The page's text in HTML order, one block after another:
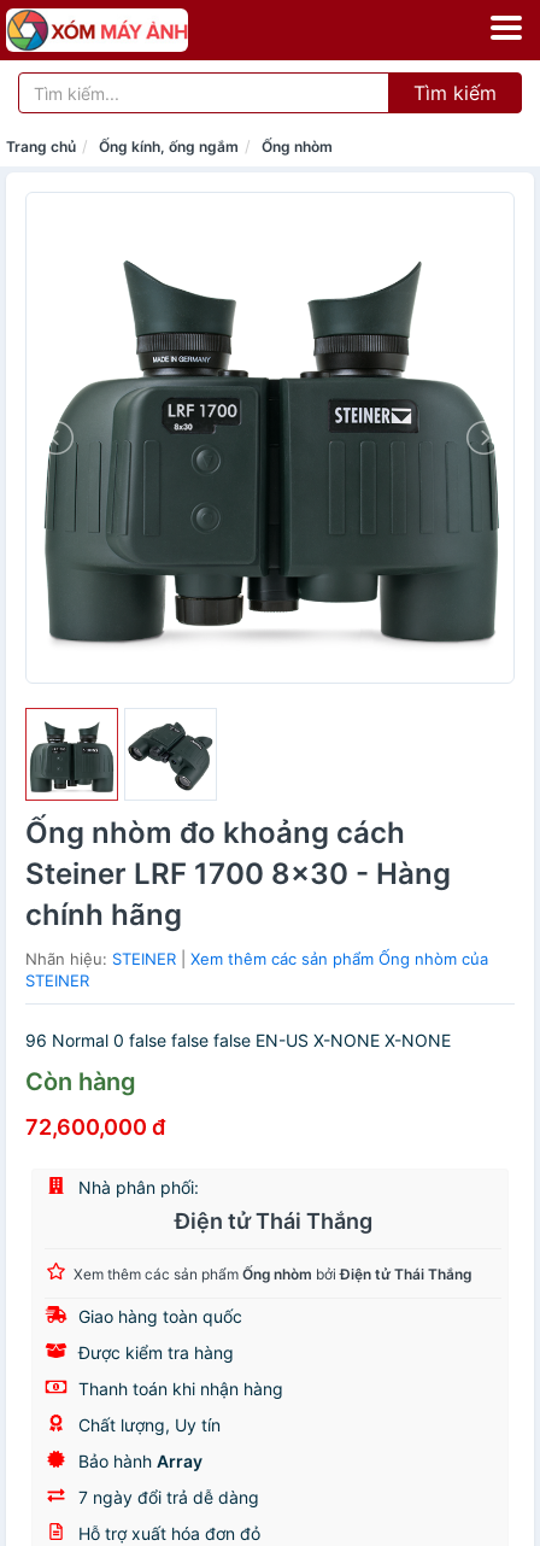
Tìm kiếm
Trang chủ Ống kính, ống ngắm Ống nhòm
Ống nhòm đo khoảng cách
Steiner LRF 1700 8x30 - Hàng
chính hãng
Nhãn hiệu: STEINER
Xem thêm các sản phẩm Ống nhòm của
STEINER
96 Normal 0 false false false EN-US X-NONE X-NONE
Còn hàng
72,600,000 đ
Nhà phân phối:
Điện tử Thái Thắng
Xem thêm các sản phẩm Ống nhòm bởiĐiện tử Thái Thắng
Giao hàng toàn quốc
Được kiểm tra hàng
Thanh toán khi nhận hàng
Chất lượng, Uy tín
Bảo hành Array
7 ngày đổi trả dễ dàng
Hỗ trợ xuất hóa đơn đỏ